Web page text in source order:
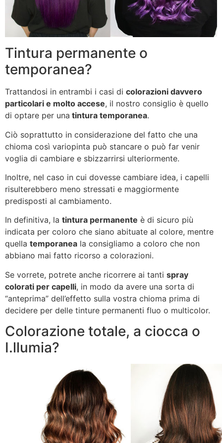
Tintura permanente o
temporanea?
Trattandosi in entrambi i casi di colorazioni davvero
particolari e molto accese, il nostro consiglio è quello
di optare per una tintura temporanea.
Ciò soprattutto in considerazione del fatto che una
chioma così variopinta può stancare o può far venir
voglia di cambiare e sbizzarrirsi ulteriormente.
Inoltre, nel caso in cui dovesse cambiare idea, i capelli
risulterebbero meno stressati e maggiormente
predisposti al cambiamento.
In definitiva, la tintura permanente è di sicuro più
indicata per coloro che siano abituate al colore, mentre
quella temporanea la consigliamo a coloro che non
abbiano mai fatto ricorso a colorazioni.
Se vorrete, potrete anche ricorrere ai tanti spray
colorati per capelli, in modo da avere una sorta di
“anteprima” dell’effetto sulla vostra chioma prima di
decidere per delle tinture permanenti fluo o multicolor.
Colorazione totale, a ciocca o
I.llumia?